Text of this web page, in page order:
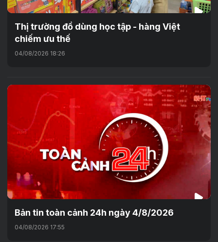
Thị trường đồ dùng học tập - hàng Việt
chiếm ưu thế
04/08/2026 18:26
Bản tin toàn cảnh 24h ngày 4/8/2026
04/08/2026 17:55